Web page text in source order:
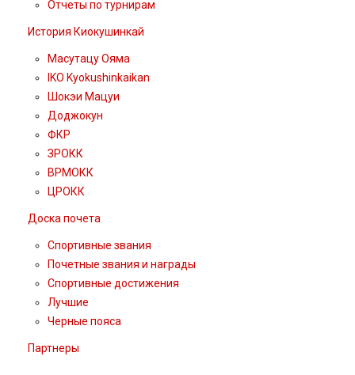
Отчеты по турнирам
История Киокушинкай
Масутацу Ояма
IKO Kyokushinkaikan
Шокэи Мацуи
Доджокун
ФКР
ЗРОКК
ВРМОКК
ЦРОКК
Доска почета
Спортивные звания
Почетные звания и награды
Спортивные достижения
Лучшие
Черные пояса
Партнеры